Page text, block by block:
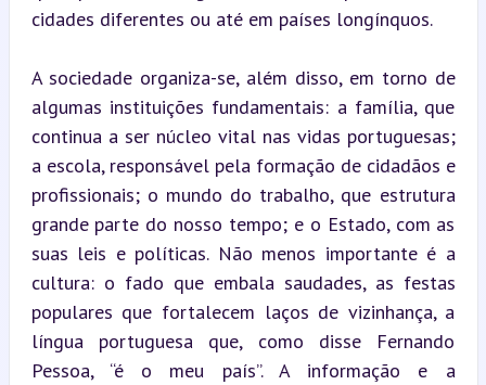
cidades diferentes ou até em países longínquos.
A sociedade organiza-se, além disso, em torno de
algumas instituições fundamentais: a família, que
continua a ser núcleo vital nas vidas portuguesas;
a escola, responsável pela formação de cidadãos e
profissionais; o mundo do trabalho, que estrutura
grande parte do nosso tempo; e o Estado, com as
suas leis e políticas. Não menos importante é a
cultura: o fado que embala saudades, as festas
populares que fortalecem laços de vizinhança, a
língua portuguesa que, como disse Fernando
Pessoa, “é o meu país”. A informação e a